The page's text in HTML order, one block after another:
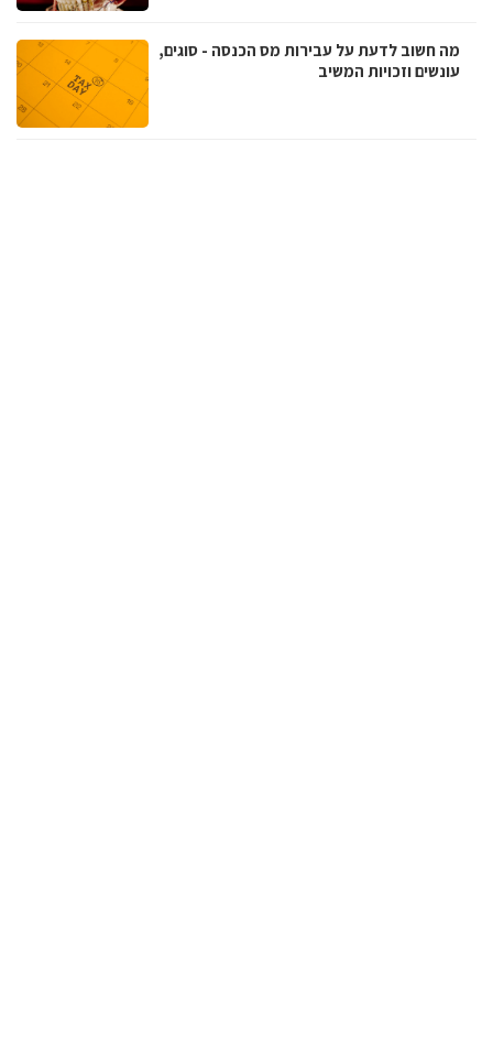
מה חשוב לדעת על עבירות מס הכנסה - סוגים,
עונשים וזכויות המשיב